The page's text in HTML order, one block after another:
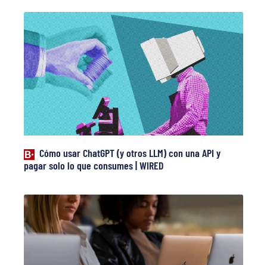
Cómo usar ChatGPT (y otros LLM) con una API y
pagar solo lo que consumes | WIRED